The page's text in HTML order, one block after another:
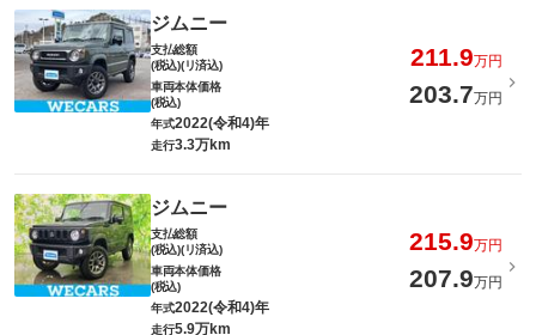
ジムニー
支払総額
(税込)(リ済込)
211.9万円
車両本体価格
(税込)
203.7万円
年式2022(令和4)年
走行3.3万km
ジムニー
支払総額
(税込)(リ済込)
215.9万円
車両本体価格
(税込)
207.9万円
年式2022(令和4)年
走行5.9万km